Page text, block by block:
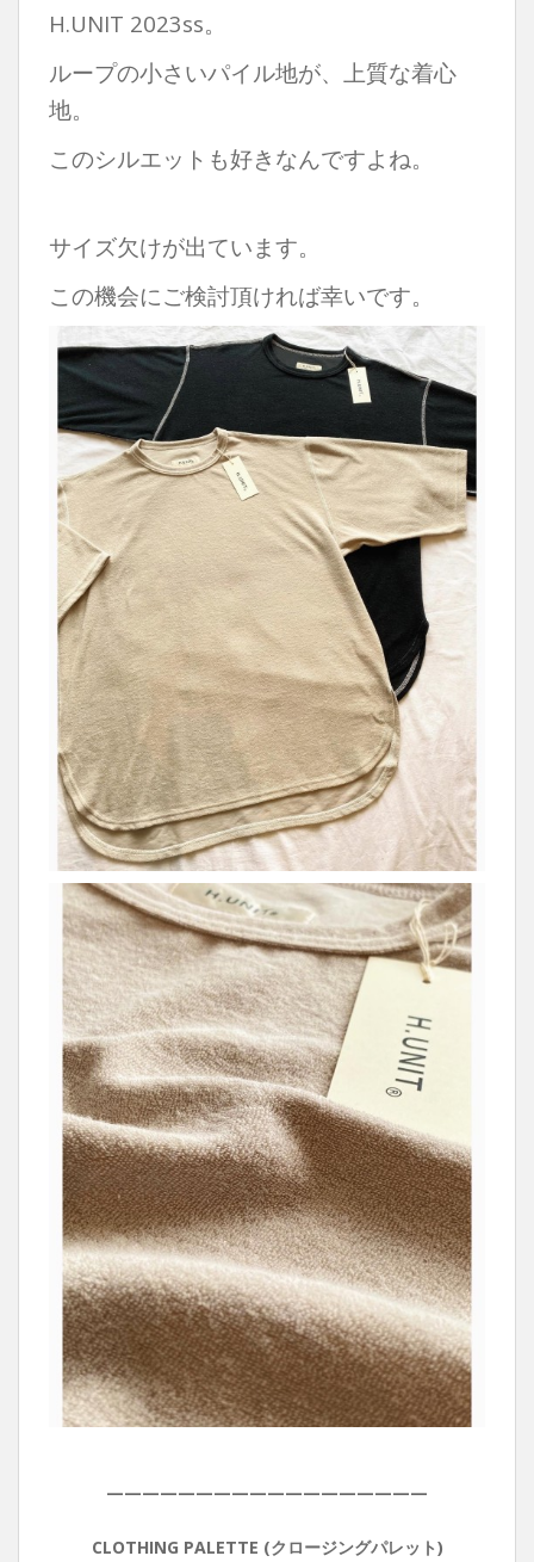
H.UNIT 2023ss。
ループの小さいパイル地が、上質な着心
地。
このシルエットも好きなんですよね。
サイズ欠けが出ています。
この機会にご検討頂ければ幸いです。
——————————————————
CLOTHING PALETTE (クロージングパレット)